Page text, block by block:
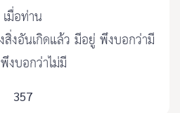
เมื่อท่าน
สิ่งอันเกิดแล้ว มีอยู่ พึงบอกว่ามี
งบอกว่าไม่มี
357